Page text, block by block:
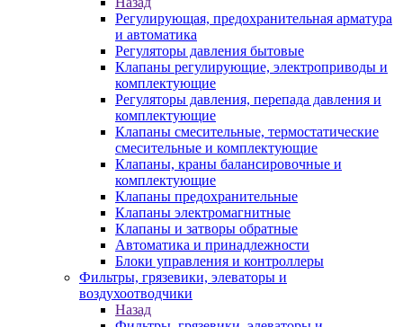
Регулирующая, предохранительная арматура
и автоматика
Регуляторы давления бытовые
Клапаны регулирующие, электроприводы и
комплектующие
Регуляторы давления, перепада давления и
комплектующие
Клапаны смесительные, термостатические
смесительные и комплектующие
Клапаны, краны балансировочные и
комплектующие
Клапаны предохранительные
Клапаны электромагнитные
Клапаны и затворы обратные
Автоматика и принадлежности
Блоки управления и контроллеры
Фильтры, грязевики, элеваторы и
воздухоотводчики
Назад